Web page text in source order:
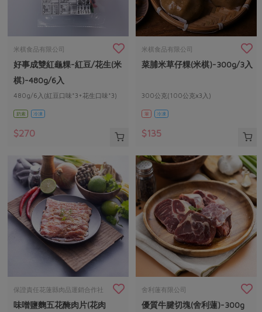
米棋食品有限公司
好事成雙紅龜粿-紅豆/花生(米
棋)-480g/6入
480g/6入(紅豆口味*3+花生口味*3)
奶素 冷凍
$270
米棋食品有限公司
菜脯米草仔粿(米棋)-300g/3入
300公克(100公克x3入)
葷 冷凍
$135
保證責任花蓮縣肉品運銷合作社
味噌鹽麴五花醃肉片(花肉
舍利蓮有限公司
優質牛腱切塊(舍利蓮)-300g